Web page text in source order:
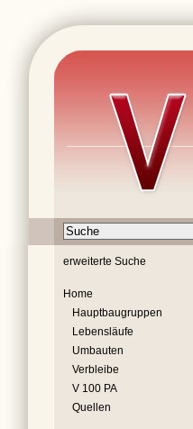
erweiterte Suche
Home
Hauptbaugruppen
Lebensläufe
Umbauten
Verbleibe
V 100 PA
Quellen